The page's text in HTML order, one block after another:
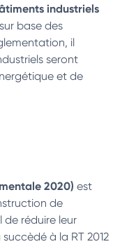
industriels
base des
il
seront
et de
2020) est
de
de réduire leur
à la RT 2012